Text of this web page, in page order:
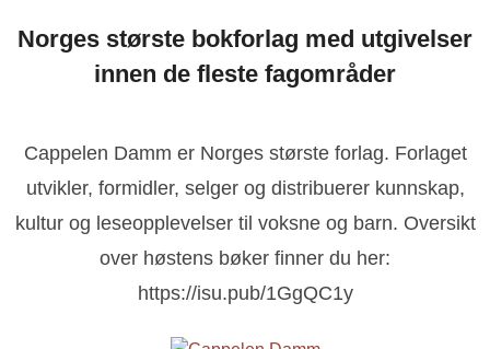
Norges største bokforlag med utgivelser
innen de fleste fagområder
Cappelen Damm er Norges største forlag. Forlaget
utvikler, formidler, selger og distribuerer kunnskap,
kultur og leseopplevelser til voksne og barn. Oversikt
over høstens bøker finner du her:
https://isu.pub/1GgQC1y